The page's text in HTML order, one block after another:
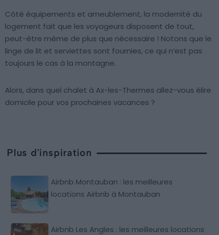
Côté équipements et ameublement, la modernité du
logement fait que les voyageurs disposent de tout,
peut-être même de plus que nécessaire ! Notons que le
linge de lit et serviettes sont fournies, ce qui n’est pas
toujours le cas à la montagne.
Alors, dans quel chalet à Ax-les-Thermes allez-vous élire
domicile pour vos prochaines vacances ?
Plus d'inspiration
Airbnb Montauban : les meilleures
locations Airbnb à Montauban
Airbnb Les Angles : les meilleures locations